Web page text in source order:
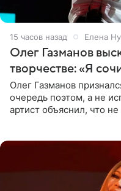
15 часов назад Елена
Олег Газманов
творчестве: «Я
Олег Газманов
очередь поэтом, а не
артист объяснил, что